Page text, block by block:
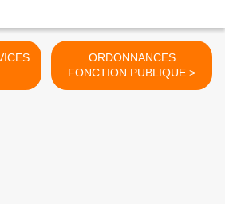
ORDONNANCES
FONCTION PUBLIQUE >